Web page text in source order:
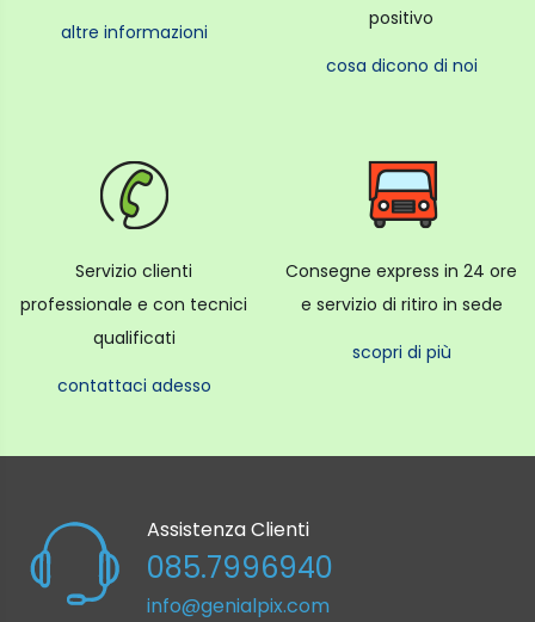
altre informazioni
positivo
cosa dicono di noi
Servizio clienti
professionale e con tecnici
qualificati
contattaci adesso
Consegne express in 24 ore
e servizio di ritiro in sede
scopri di più
Assistenza Clienti
085.7996940
info@genialpix.com